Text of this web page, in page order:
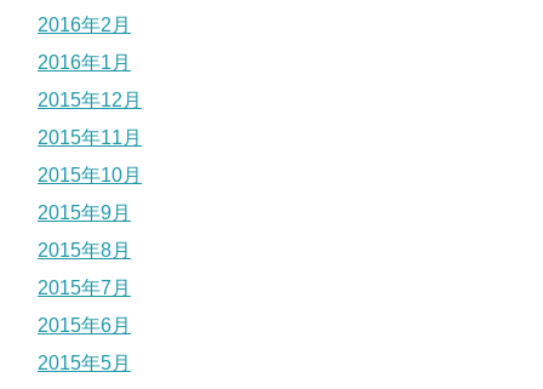
2016年2月
2016年1月
2015年12月
2015年11月
2015年10月
2015年9月
2015年8月
2015年7月
2015年6月
2015年5月